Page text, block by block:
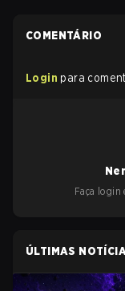
COMENTÁRIO
Login para
Faça login
ÚLTIMAS